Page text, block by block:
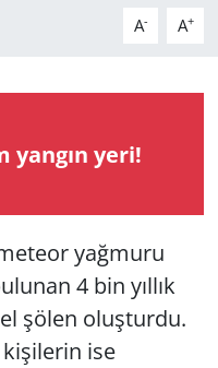
A- A+
yangın yeri!
yağmuru
4 bin yıllık
şölen oluşturdu.
kişilerin ise